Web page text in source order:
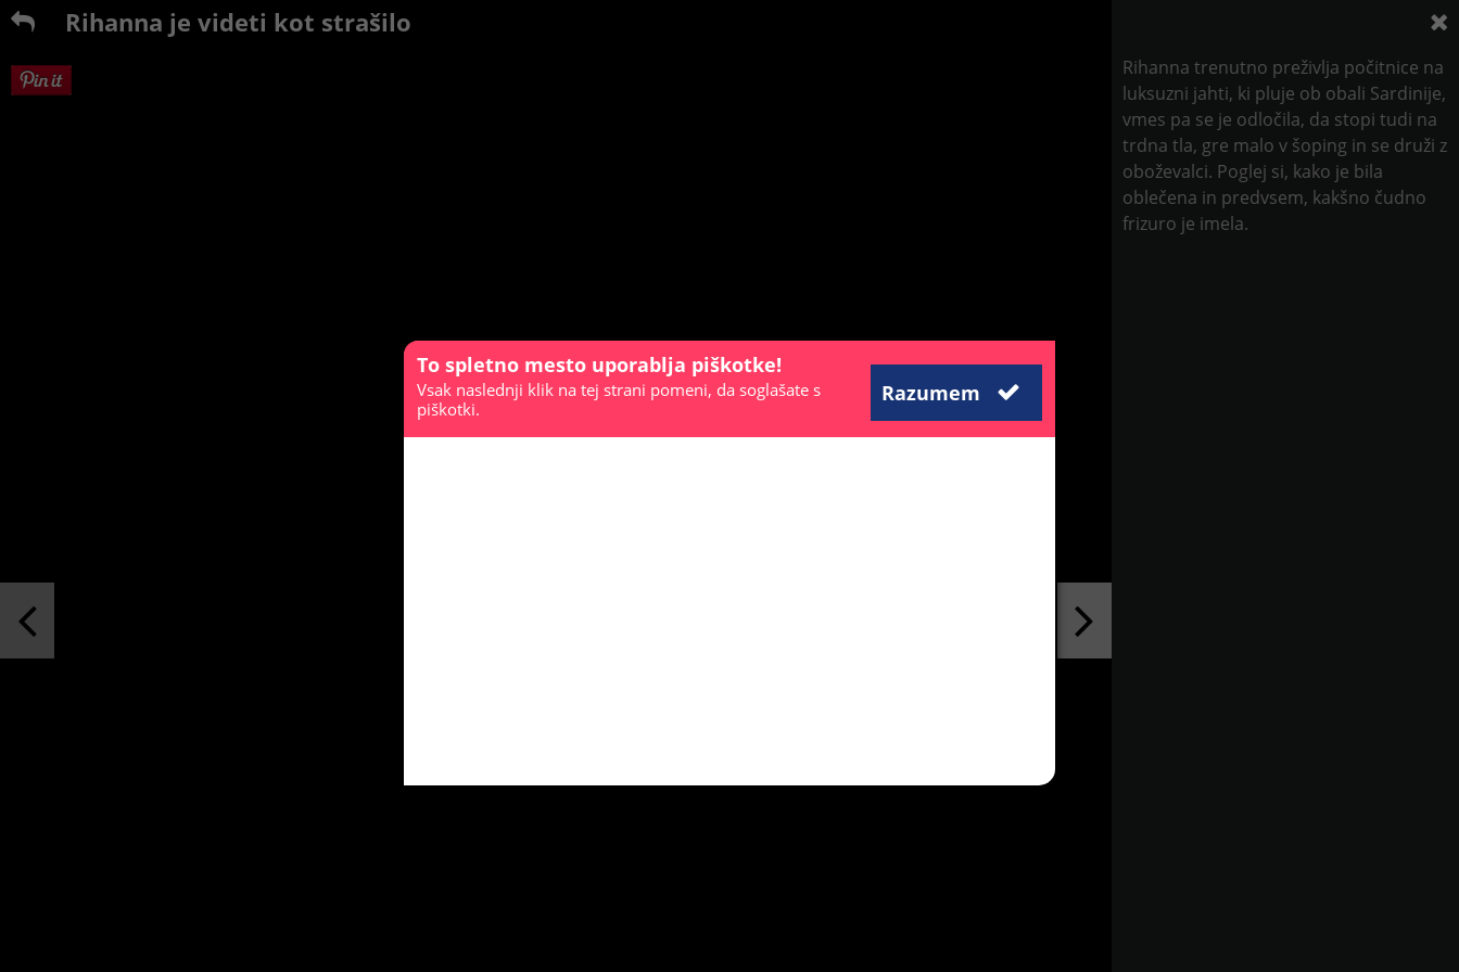
Rihanna je videti kot strašilo
Rihanna trenutno preživlja počitnice na
luksuzni jahti, ki pluje ob obali Sardinije,
vmes pa se je odločila, da stopi tudi na
trdna tla, gre malo v šoping in se druži z
oboževalci. Poglej si, kako je bila
oblečena in predvsem, kakšno čudno
frizuro je imela.
To spletno mesto uporablja piškotke!
Razumem
Vsak naslednji klik na tej strani pomeni, da soglašate s
piškotki.